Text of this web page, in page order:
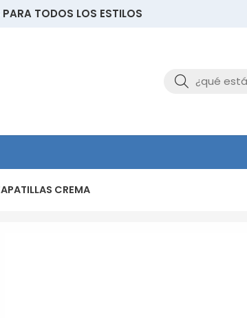
TODOS LOS ESTILOS
Buscar
ZAPATILLAS CREMA